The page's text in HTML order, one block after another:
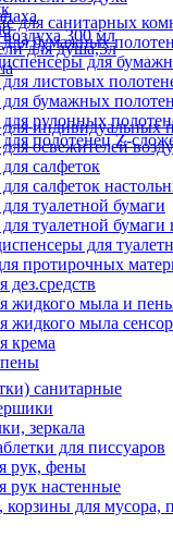
для душа,5л
300 мл
для санитарных
бумажных
для
листовых
бумажных
рулонных
полотенец Z-
индивидуальных
освежителей
салфеток
салфеток
туалетной бумаги
туалетной
для
протирочных
дез.средств
жидкого мыла и
жидкого мыла
крема
пены
санитарные
зеркала
для писсуаров
рук, фены
рук настенные
корзины для мусора,